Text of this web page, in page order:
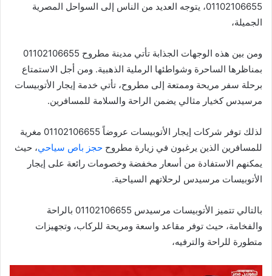
01102106655، يتوجه العديد من الناس إلى السواحل المصرية
الجميلة،
ومن بين هذه الوجهات الجذابة تأتي مدينة مطروح 01102106655
بمناظرها الساحرة وشواطئها الرملية الذهبية. ومن أجل الاستمتاع
برحلة سفر مريحة وممتعة إلى مطروح، تأتي خدمة إيجار الأتوبيسات
مرسيدس كخيار مثالي يضمن الراحة والسلامة للمسافرين.
لذلك توفر شركات إيجار الأتوبيسات عروضاً 01102106655 مغرية
للمسافرين الذين يرغبون في زيارة مطروح حجز باص سياحي، حيث
يمكنهم الاستفادة من أسعار مخفضة وخصومات رائعة على إيجار
الأتوبيسات مرسيدس لرحلاتهم السياحية.
بالتالي تتميز الأتوبيسات مرسيدس 01102106655 بالراحة
والفخامة، حيث توفر مقاعد واسعة ومريحة للركاب، وتجهيزات
متطورة للراحة والترفيه،